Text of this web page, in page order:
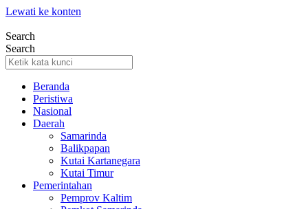
Lewati ke konten
Search
Search
Beranda
Peristiwa
Nasional
Daerah
Samarinda
Balikpapan
Kutai Kartanegara
Kutai Timur
Pemerintahan
Pemprov Kaltim